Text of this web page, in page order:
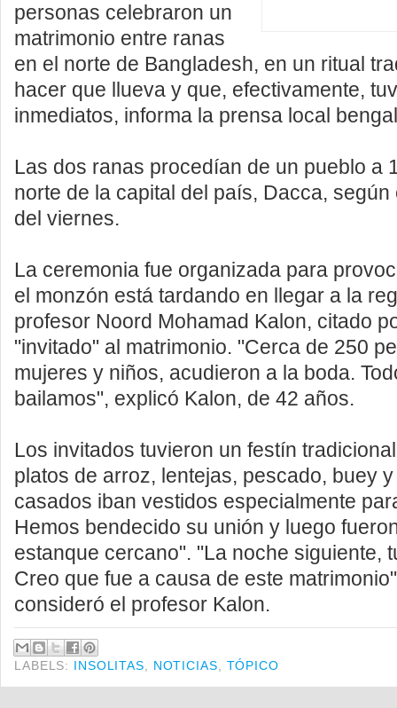
personas celebraron un
matrimonio entre ranas
en el norte de Bangladesh, en un ritual
hacer que llueva y que, efectivamente,
inmediatos, informa la prensa local
Las dos ranas procedían de un pueblo a
norte de la capital del país, Dacca,
del viernes.
La ceremonia fue organizada para
el monzón está tardando en llegar a la
profesor Noord Mohamad Kalon, citado
"invitado" al matrimonio. "Cerca de 250
mujeres y niños, acudieron a la boda.
bailamos", explicó Kalon, de 42 años.
Los invitados tuvieron un festín
platos de arroz, lentejas, pescado, buey
casados iban vestidos especialmente
Hemos bendecido su unión y luego
estanque cercano". "La noche siguiente,
Creo que fue a causa de este
consideró el profesor Kalon.
LABELS: INSOLITAS NOTICIAS TÓPICO